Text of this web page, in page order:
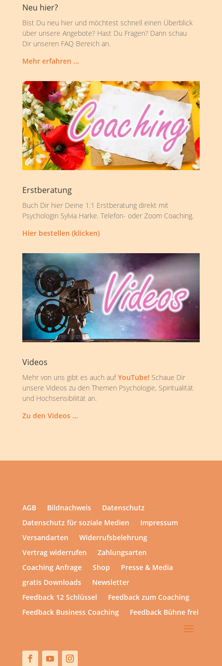
Neu hier?
Bist Du neu hier und möchtest schnell einen Überblick
über unsere Angebote? Hast Du Fragen? Dann schau
Dir unseren FAQ Bereich an.
Mehr erfahren …
Erstberatung
Buch Dir hier Deine 1:1 Erstberatung direkt mit
Psychologin Sylvia Harke. Telefon- oder Zoom Coaching.
Hier bestellen (klicken)
Videos
Mehr von uns gibt es auch aufYouTube! Schaue Dir
unsere Videos zu den Themen Psychologie, Spiritualität
und Hochsensibilität an.
Zu den Videos …
AGB Bildnachweis
Datenschutz
Datenschutz für soziale Medien
Impressum
Versandarten
Widerrufsbelehrung
Vertrag widerrufen
Zahlungsarten
Coaching Anfrage
Shop
Presse & Media
gratis Downloads
Newsletter
Feedback 12 Schlüssel
Feedback zum Coaching
Feedback Business Coaching
Feedback Bühne frei